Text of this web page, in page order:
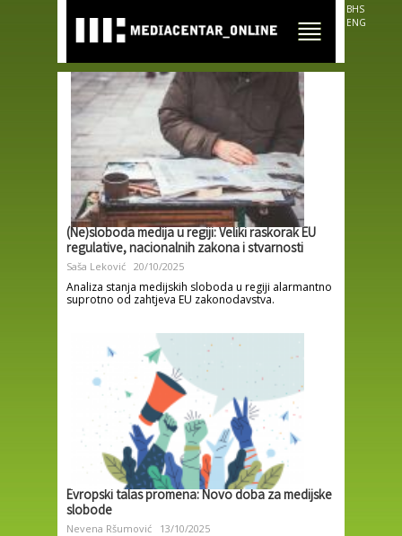
main
content
BHS
ENG
(Ne)sloboda medija u regiji: Veliki raskorak EU
regulative, nacionalnih zakona i stvarnosti
Saša Leković 20/10/2025
Analiza stanja medijskih sloboda u regiji alarmantno
suprotno od zahtjeva EU zakonodavstva.
Evropski talas promena: Novo doba za medijske
slobode
Nevena Ršumović 13/10/2025